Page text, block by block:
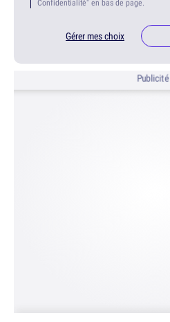
Confidentialité" en bas de page.
Gérer mes choix
Publicité